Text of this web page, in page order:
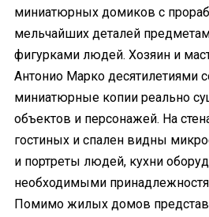
миниатюрных домиков с
мельчайших деталей
фигурками людей. Хозяин и
Антонио Марко десятилетиями
миниатюрные копии реально
объектов и персонажей. На
гостиных и спален видны
и портреты людей, кухни
необходимыми
Помимо жилых домов